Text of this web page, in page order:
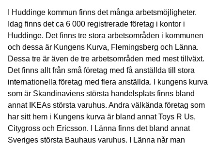
I Huddinge kommun finns det många arbetsmöjligheter.
Idag finns det ca 6 000 registrerade företag i kontor i
Huddinge. Det finns tre stora arbetsområden i kommunen
och dessa är Kungens Kurva, Flemingsberg och Länna.
Dessa tre är även de tre arbetsområden med mest tillväxt.
Det finns allt från små företag med få anställda till stora
internationella företag med flera anställda. I kungens kurva
som är Skandinaviens största handelsplats finns bland
annat IKEAs största varuhus. Andra välkända företag som
har sitt hem i Kungens kurva är bland annat Toys R Us,
Citygross och Ericsson. I Länna finns det bland annat
Sveriges största Bauhaus varuhus. I Länna når man